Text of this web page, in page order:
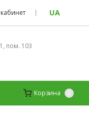
UA
пом. 103
Корзина 0